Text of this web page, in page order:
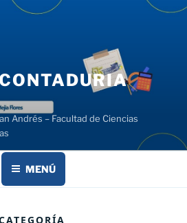
Andrés – Facultad de Ciencias
MENÚ